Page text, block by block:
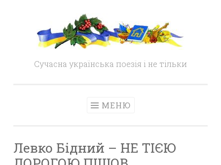
content
Сучасна українська поезія і не тільки
МЕНЮ
Левко Бідний – НЕ ТІЄЮ